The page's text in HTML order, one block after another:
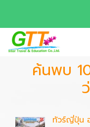
ค้นพบ
ทัวร์ญี่ปุ่น